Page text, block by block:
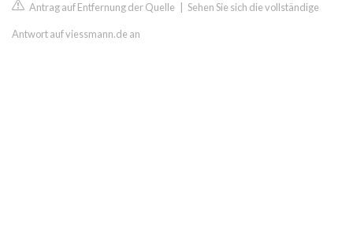
Antrag auf Entfernung der Quelle Sehen Sie sich die vollständige
Antwort auf viessmann.de an